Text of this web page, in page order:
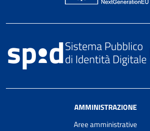
AMMINISTRAZIONE
Aree amministrative